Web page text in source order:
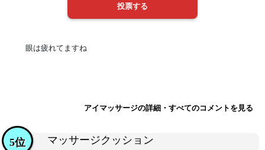
眼は疲れてますね
アイマッサージの詳細・すべてのコメントを見る
マッサージクッション
5位